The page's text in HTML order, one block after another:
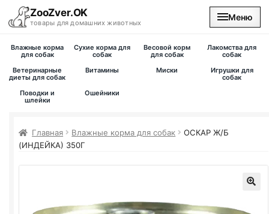
ZooZver.OK
товары для домашних животных
Меню
На главную
Вакансии
Влажные корма
для собак
Сухие корма для
собак
Весовой корм
для собак
Лакомства для
собак
Ветеринарные
диеты для собак
Витамины Миски
Игрушки для
собак
Поводки и
шлейки
Ошейники
Главная Влажные корма для собак
ОСКАР Ж/Б
(ИНДЕЙКА) 350Г